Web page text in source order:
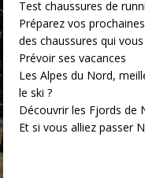
Test chaussures de
Préparez vos
des chaussures qui
Prévoir ses vacances
Les Alpes du Nord,
le ski ?
Découvrir les Fjords de
Et si vous alliez passer